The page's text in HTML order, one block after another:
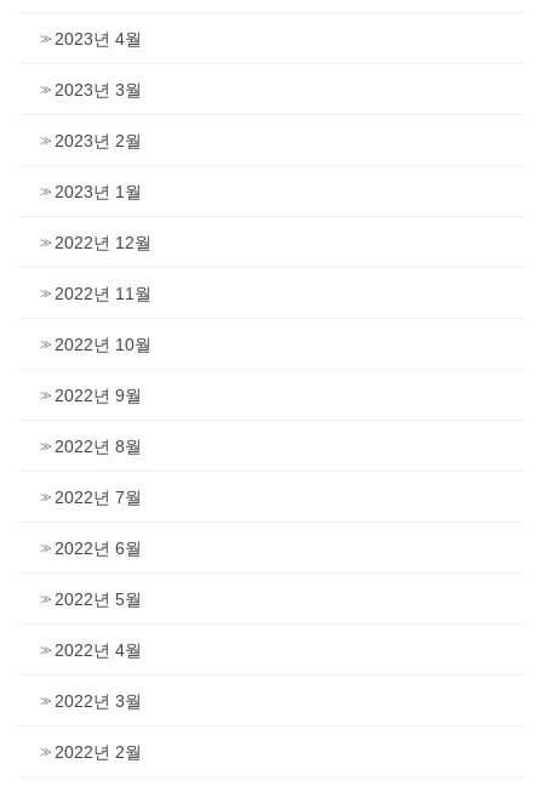
2023년 4월
2023년 3월
2023년 2월
2023년 1월
2022년 12월
2022년 11월
2022년 10월
2022년 9월
2022년 8월
2022년 7월
2022년 6월
2022년 5월
2022년 4월
2022년 3월
2022년 2월